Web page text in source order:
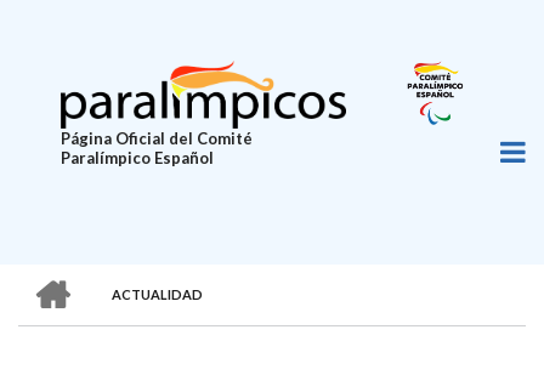
principal
Página Oficial del Comité
Paralímpico Español
SOBRESCRIBIR
ACTUALIDAD